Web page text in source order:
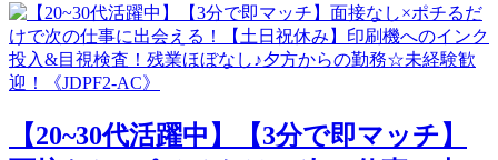
【20~30代活躍中】【3分で即マッチ】